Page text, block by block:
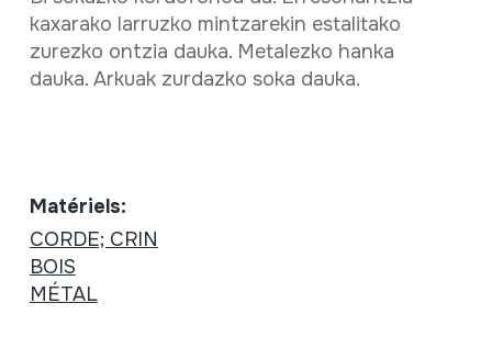
kaxarako larruzko mintzarekin estalitako
zurezko ontzia dauka. Metalezko hanka
dauka. Arkuak zurdazko soka dauka.
Matériels:
CORDE; CRIN
BOIS
MÉTAL